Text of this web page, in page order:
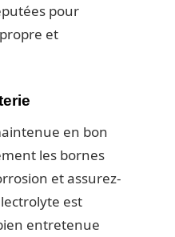
pour
et
en bon
les bornes
et assurez-
est
entretenue